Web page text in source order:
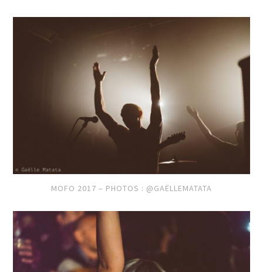
MOFO 2017 – PHOTOS : @GAËLLEMATATA